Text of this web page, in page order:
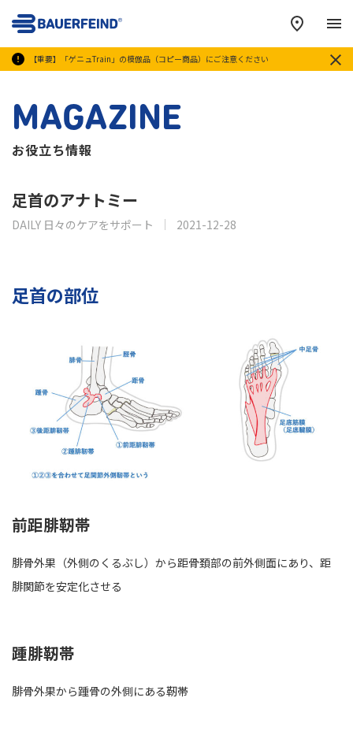
【重要】「ゲニュTrain」の模倣品（コピー商品）にご注意ください
メ
MAGAZINE
お役立ち情報
足首のアナトミー
DAILY 日々のケアをサポート 2021-12-28
足首の部位
前距腓靭帯
腓骨外果（外側のくるぶし）から距骨頚部の前外側面にあり、距
腓関節を安定化させる
踵腓靭帯
腓骨外果から踵骨の外側にある靭帯